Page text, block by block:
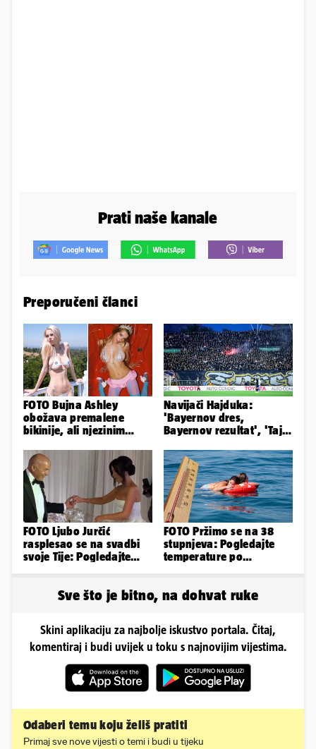
Prati naše kanale
Preporučeni članci
FOTO Bujna Ashley
obožava premalene
bikinije, ali njezinim
smeta
Navijači Hajduka:
'Bayernov dres,
Bayernov rezultat', 'Taj
Perišić'
FOTO Ljubo Jurčić
rasplesao se na svadbi
svoje Tije: Pogledajte
FOTO Pržimo se na 38
stupnjeva: Pogledajte
temperature po
Sve što je bitno, na dohvat ruke
Skini aplikaciju za najbolje iskustvo portala. Čitaj,
komentiraj i budi uvijek u toku s najnovijim vijestima.
Odaberi temu koju želiš pratiti
Primaj sve nove vijesti o temi i budi u tijeku